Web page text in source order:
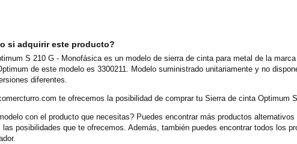
si adquirir este producto?
S 210 G - Monofásica es un modelo de sierra de cinta para metal de la
de este modelo es 3300211. Modelo suministrado unitariamente y no
diferentes.
te ofrecemos la posibilidad de comprar tu Sierra de cinta
con el producto que necesitas? Puedes encontrar más productos
las posibilidades que te ofrecemos. Además, también puedes encontrar todos los